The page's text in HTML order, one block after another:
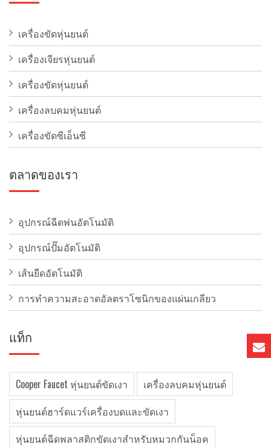
เครื่องขัดหุ่นยนต์
เครื่องเจียรหุ่นยนต์
เครื่องขัดหุ่นยนต์
เครื่องลบคมหุ่นยนต์
เครื่องขัดซีเอ็นซี
ตลาดของเรา
อุปกรณ์ฉีดพ่นอัตโนมัติ
อุปกรณ์ปั๊มอัตโนมัติ
เส้นยืดอัตโนมัติ
การทําความสะอาดอัลตราโซนิกของแผ่นเกลียว
แท็ก
Cooper Faucet หุ่นยนต์ขัดเงา
เครื่องลบคมหุ่นยนต์
หุ่นยนต์ฮาร์ดแวร์เครื่องบดและขัดเงา
หุ่นยนต์ฉีดพลาสติกขัดเงาสําหรับหมวกกันน็อค